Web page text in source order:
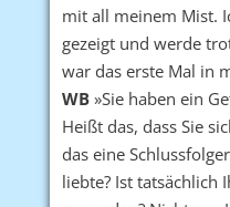
mit all meinem Mist.
gezeigt und werde
war das erste Mal in
WB»Sie haben ein
Heißt das, dass Sie
das eine
liebte? Ist tatsächlich